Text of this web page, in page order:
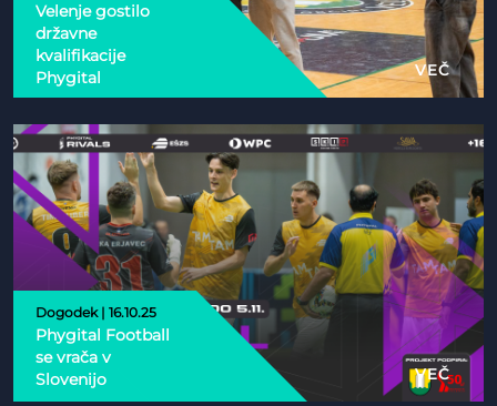
Velenje gostilo
državne
kvalifikacije
Phygital
VEČ
Dogodek | 16.10.25
Phygital Football
se vrača v
Slovenijo
VEČ